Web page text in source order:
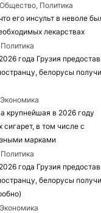
Общество, Политика
его инсульт в неволе
лекарствах
Политика
года Грузия
белорусы
Экономика
крупнейшая в 2026 году
сигарет, в том числе с
марками
Политика
года Грузия
белорусы
Экономика